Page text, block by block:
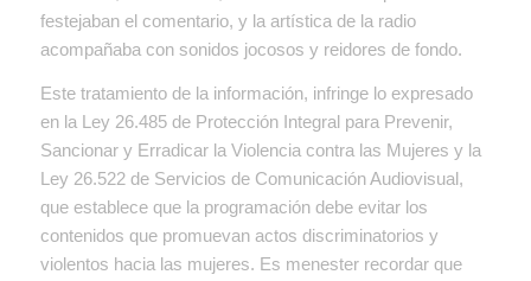
festejaban el comentario, y la artística de la radio
acompañaba con sonidos jocosos y reidores de fondo.
Este tratamiento de la información, infringe lo expresado
en la Ley 26.485 de Protección Integral para Prevenir,
Sancionar y Erradicar la Violencia contra las Mujeres y la
Ley 26.522 de Servicios de Comunicación Audiovisual,
que establece que la programación debe evitar los
contenidos que promuevan actos discriminatorios y
violentos hacia las mujeres. Es menester recordar que